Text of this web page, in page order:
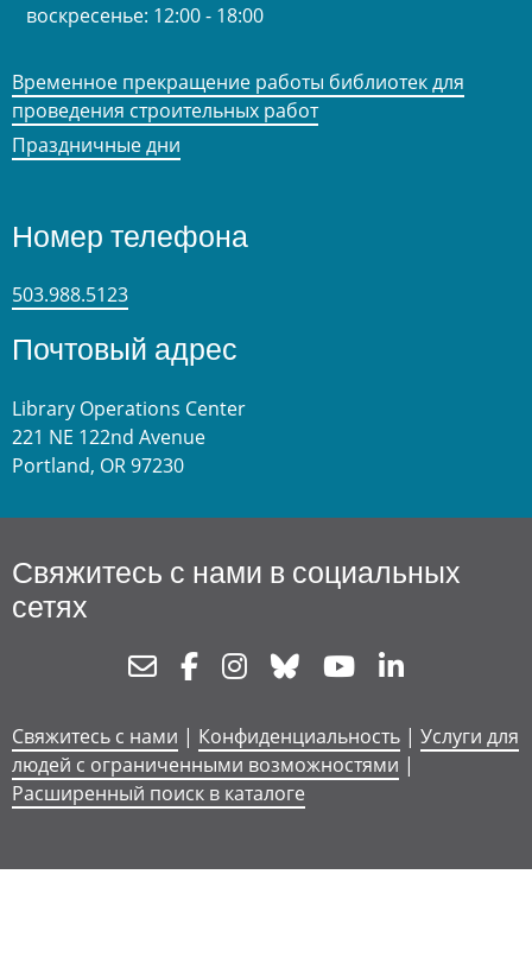
воскресенье: 12:00 - 18:00
Временное прекращение работы библиотек для
проведения строительных работ
Праздничные дни
Номер телефона
503.988.5123
Почтовый адрес
Library Operations Center
221 NE 122nd Avenue
Portland, OR 97230
Свяжитесь с нами в социальных
сетях
NewsletterFacebookInstagram
Bluesky Youtube
Свяжитесь с нами | Конфиденциальность | Услуги для
людей с ограниченными возможностями |
Расширенный поиск в каталоге